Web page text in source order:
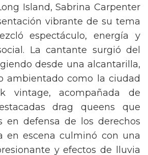
Island, Sabrina Carpenter
vibrante de su tema
espectáculo, energía y
La cantante surgió del
desde una alcantarilla,
ambientado como la ciudad
vintage, acompañada de
drag queens que
en defensa de los derechos
en escena culminó con una
y efectos de lluvia